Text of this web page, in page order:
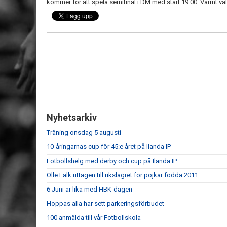
kommer för att spela semifinal i DM med start 19.00. Varmt
Nyhetsarkiv
Träning onsdag 5 augusti
10-åringarnas cup för 45:e året på Ilanda IP
Fotbollshelg med derby och cup på Ilanda IP
Olle Falk uttagen till rikslägret för pojkar födda 2011
6 Juni är lika med HBK-dagen
Hoppas alla har sett parkeringsförbudet
100 anmälda till vår Fotbollskola